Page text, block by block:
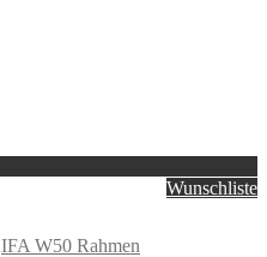
Wunschliste
IFA W50 Rahmen